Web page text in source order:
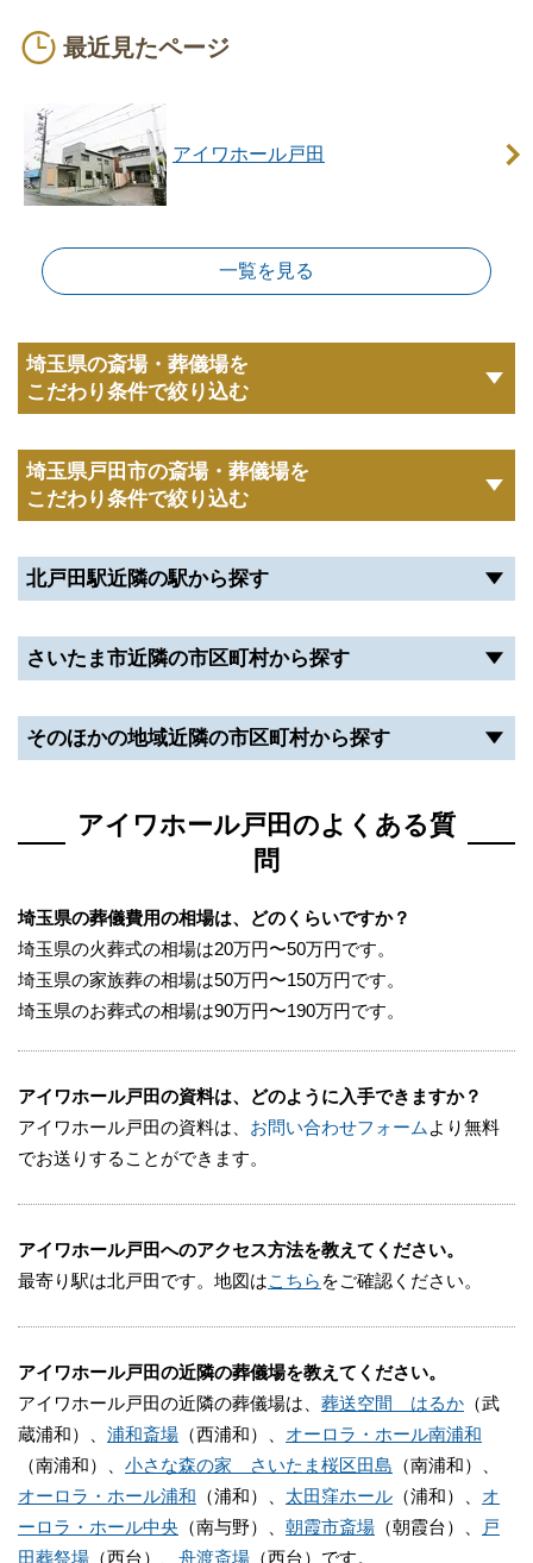
ません。
葬儀のことが何もわからなくても、お電話口でご状況
アイワホール戸田の駐車場について
アイワホール戸田は約15台分の駐車場を設けておりま
す。
お車でもお越しいただけますが、駐車スペースには限
混雑が予想される場合は、電車やバスなどの公共交通
機関を利用していただくか、お車やタクシーに乗り合
わせてお越しいただくことをおすすめします。
また、参列者が多い葬儀であれば、駐車場が満車にな
ってしまう可能性もあります。
アイワホール戸田に火葬の設備はありません。
霊柩車で出棺して、火葬場到着後に荼毘（火葬）にふ
す流れになります。
アイワホール戸田近隣の火葬場には以下があります。
戸田葬祭場（約8.1km・車で15分程度）
しののめの里（約10km・車で20分程度）
アイワホール戸田の安置施設について
そのため、お通夜から葬儀までの間はご遺体を安置し
ておくことが可能です。
また、アイワホール戸田の安置室や寝台車は24時間3
65日年中無休で対応しており、ご遺体は病院などから
直接斎場まで搬送してお預かりもできます。
安置室や寝台車使用料は全葬儀プランに含まれており
ますので、別途費用をご準備していただく必要はあり
ません。
※掲載情報は、葬儀事業者の公式サイトなど、一般公
開されている情報を参照し編集したものです。変更
最近見たページ
アイワホール戸田
一覧を見る
埼玉県の斎場・葬儀場を
こだわり条件で絞り込む
埼玉県戸田市の斎場・葬儀場を
こだわり条件で絞り込む
北戸田駅近隣の駅から探す
さいたま市近隣の市区町村から探す
そのほかの地域近隣の市区町村から探す
アイワホール戸田のよくある質
問
埼玉県の葬儀費用の相場は、どのくらいですか？
埼玉県の火葬式の相場は20万円〜50万円です。
埼玉県の家族葬の相場は50万円〜150万円です。
埼玉県のお葬式の相場は90万円〜190万円です。
アイワホール戸田の資料は、どのように入手できますか？
アイワホール戸田の資料は、 お問い合わせフォーム より無料
でお送りすることができます。
アイワホール戸田へのアクセス方法を教えてください。
最寄り駅は北戸田です。地図はこちら をご確認ください。
アイワホール戸田の近隣の葬儀場を教えてください。
アイワホール戸田の近隣の葬儀場は、 葬送空間 はるか （武
蔵浦和）、 浦和斎場 （西浦和）、 オーロラ・ホール南浦和
（南浦和）、 小さな森の家 さいたま桜区田島 （南浦和）、
オーロラ・ホール浦和 （浦和）、 太田窪ホール （浦和）、 オ
ーロラ・ホール中央 （南与野）、 朝霞市斎場 （朝霞台）、
戸
田葬祭場 （西台）、 舟渡斎場 （西台）です。